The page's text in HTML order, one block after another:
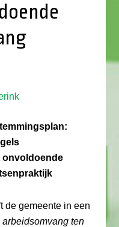
onvoldoende
de gemeente in een
arbeidsomvang ten